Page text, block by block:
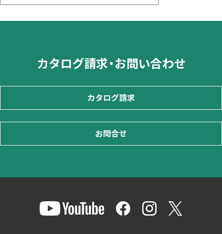
カタログ請求・お問い合わせ
カタログ請求
お問合せ